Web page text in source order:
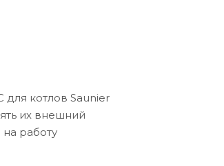
котлов Saunier
их внешний
работу